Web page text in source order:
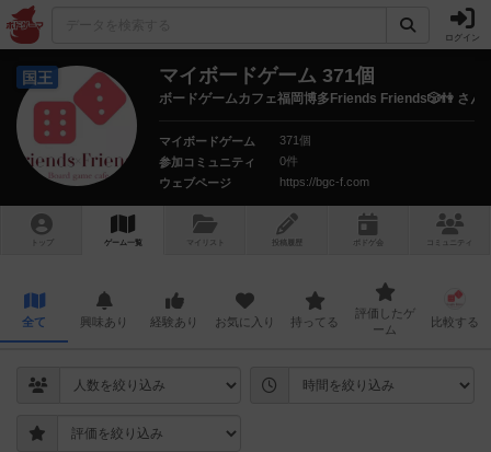
ログイン
国王 マイボードゲーム 371個
ボードゲームカフェ福岡博多Friends Friends🎲👫 さん
マイボードゲーム
371個
参加コミュニティ
0件
ウェブページ
https://bgc-f.com
トップ ゲーム一覧 マイリスト 投稿履歴 ボ ドゲ コミュニティ
全て 興味あり 経験あり お気に入り 持ってる
評価したゲ
ーム
比較する